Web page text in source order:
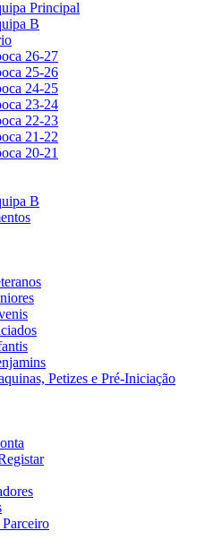
Principal
B
26-27
25-26
24-25
23-24
22-23
21-22
20-21
B
Petizes e Pré-Iniciação